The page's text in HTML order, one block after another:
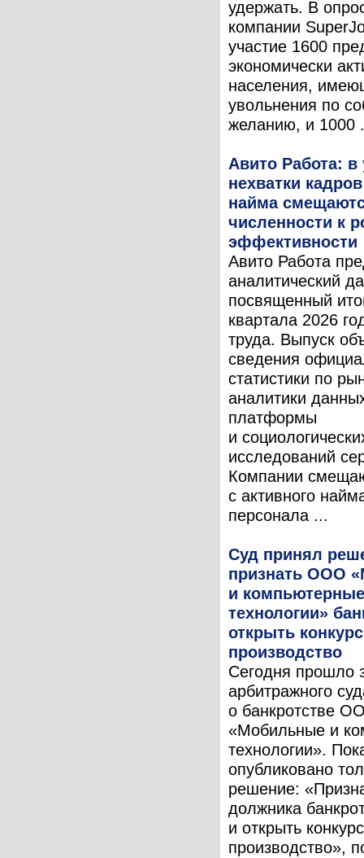
удержать. В
компании
участие 1600
экономически
населения,
увольнения по
желанию, и 1000
Авито Работа: в
нехватки
найма
численности к
эффективности
Авито Работа
аналитический
посвященный
квартала 2026
труда. Выпуск
сведения
статистики по
аналитики
платформы
и
исследований
Компании
с активного
персонала ...
Суд принял
признать ООО
и компьютерные
технологии»
открыть
производство
Сегодня прошло
арбитражного
о банкротстве
«Мобильные и
технологии».
опубликовано
решение:
должника
и открыть
производство»,